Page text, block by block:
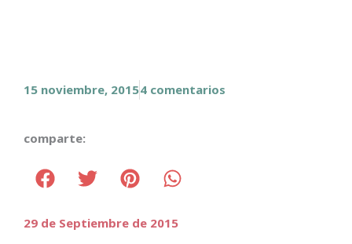
15 noviembre, 20154 comentarios
comparte:
29 de Septiembre de 2015